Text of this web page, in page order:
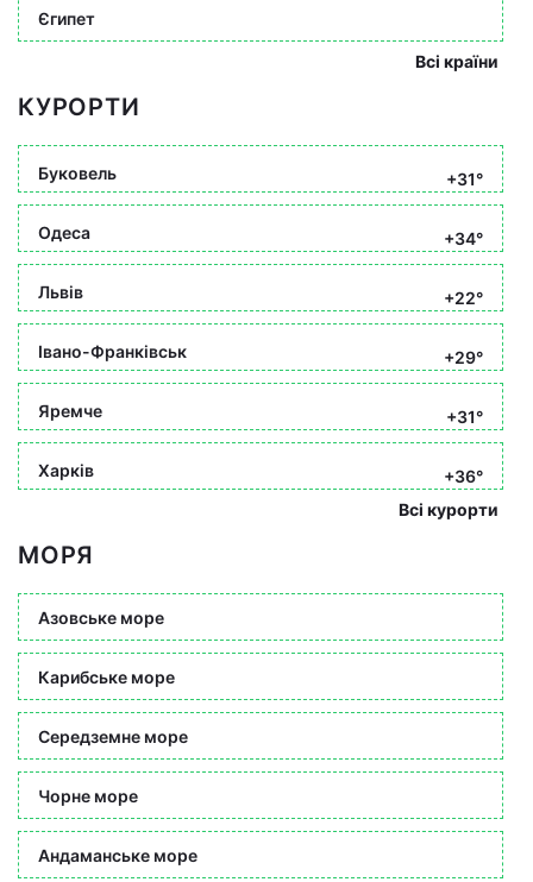
Єгипет
Всі країни
КУРОРТИ
Буковель +31°
Одеса +34°
Львів +22°
Івано-Франківськ +29°
Яремче +31°
Харків
+36°
Всі курорти
МОРЯ
Азовське море
Карибське море
Середземне море
Чорне море
Андаманське море